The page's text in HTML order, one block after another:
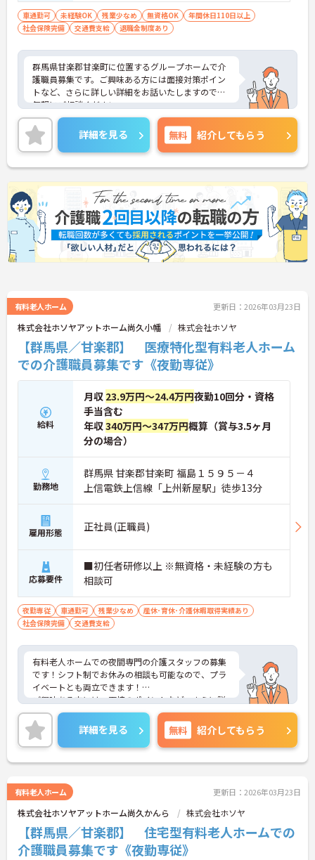
車通勤可 未経験OK 残業少なめ 無資格OK
年間休日110日以上
社会保険完備
交通費支給 退職金制度あり
群馬県甘楽郡甘楽町に位置するグループホームで介
護職員募集です。ご興味ある方には面接対策ポイン
トなど、さらに詳しい詳細をお話いたしますのでお
気軽にご相談ください。
詳細を見る 無料 紹介してもらう
有料老人ホーム 更新日：2026年03月23日
株式会社ホソヤアットホーム尚久小幡 株式会社ホソヤ
【群馬県／甘楽郡】 医療特化型有料老人ホーム
での介護職員募集です《夜勤専従》
給料
月収 23.9万円～24.4万円夜勤10回分・資格
手当含む
年収340万円～347万円概算（賞与3.5ヶ月
分の場合）
勤務地
群馬県 甘楽郡甘楽町 福島１５９５－４
上信電鉄上信線「上州新屋駅」徒歩13分
雇用形態 正社員(正職員)
応募要件
■初任者研修以上 ※無資格・未経験の方も
相談可
夜勤専従 車通勤可 残業少なめ
産休･育休･介護休暇取得実績あり
社会保険完備
交通費支給
有料老人ホームでの夜間専門の介護スタッフの募集
です！シフト制でお休みの相談も可能なので、プラ
イベートとも両立できます！
ご興味ある方には、面接のポイントなど、さらに詳
細をお話致しますのでお気軽にご相談ください。
詳細を見る 無料 紹介してもらう
有料老人ホーム 更新日：2026年03月23日
株式会社ホソヤアットホーム尚久かんら 株式会社ホソヤ
【群馬県／甘楽郡】 住宅型有料老人ホームでの
介護職員募集です《夜勤専従》